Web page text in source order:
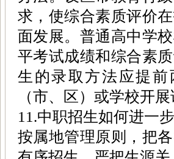
求，使综合素质评价
面发展。普通高中学
平考试成绩和综合素
生的录取方法应提
（市、区）或学校开
11.中职招生如何进一
按属地管理原则，把